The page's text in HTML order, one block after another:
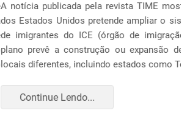
pela revista TIME mostra que o governo
pretende ampliar o sistema de detenção
ICE (órgão de imigração e alfândega). O
ou expansão de unidades em 14
estados como Texas, F...